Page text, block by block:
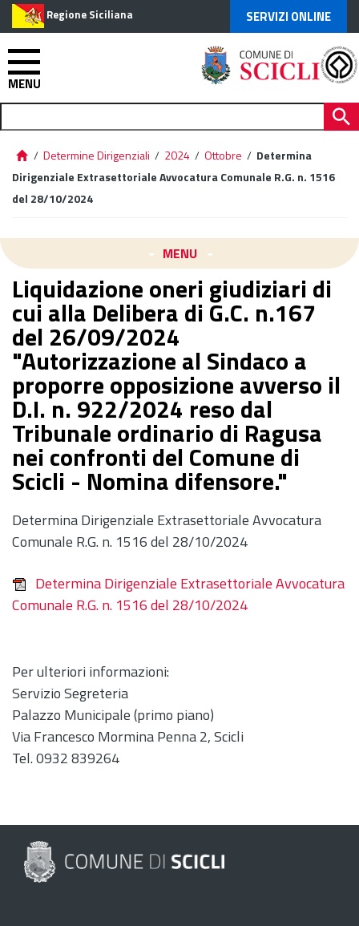
Regione Siciliana SERVIZI ONLINE
MENU
/ Determine Dirigenziali / 2024 / Ottobre / Determina
Dirigenziale Extrasettoriale Avvocatura Comunale R.G. n. 1516
del 28/10/2024
MENU
Liquidazione oneri giudiziari di
cui alla Delibera di G.C. n.167
del 26/09/2024
"Autorizzazione al Sindaco a
proporre opposizione avverso il
D.I. n. 922/2024 reso dal
Tribunale ordinario di Ragusa
nei confronti del Comune di
Scicli - Nomina difensore."
Determina Dirigenziale Extrasettoriale Avvocatura
Comunale R.G. n. 1516 del 28/10/2024
Determina Dirigenziale Extrasettoriale Avvocatura
Comunale R.G. n. 1516 del 28/10/2024
Per ulteriori informazioni:
Servizio Segreteria
Palazzo Municipale (primo piano)
Via Francesco Mormina Penna 2, Scicli
Tel. 0932 839264